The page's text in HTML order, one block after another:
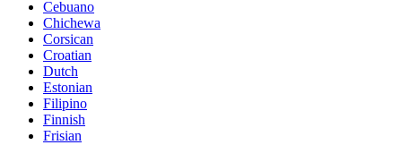
Cebuano
Chichewa
Corsican
Croatian
Dutch
Estonian
Filipino
Finnish
Frisian